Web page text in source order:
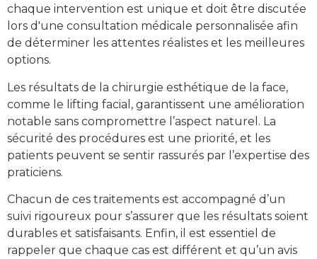
chaque intervention est unique et doit être discutée
lors d'une consultation médicale personnalisée afin
de déterminer les attentes réalistes et les meilleures
options.
Les résultats de la chirurgie esthétique de la face,
comme le lifting facial, garantissent une amélioration
notable sans compromettre l’aspect naturel. La
sécurité des procédures est une priorité, et les
patients peuvent se sentir rassurés par l’expertise des
praticiens.
Chacun de ces traitements est accompagné d’un
suivi rigoureux pour s’assurer que les résultats soient
durables et satisfaisants. Enfin, il est essentiel de
rappeler que chaque cas est différent et qu’un avis